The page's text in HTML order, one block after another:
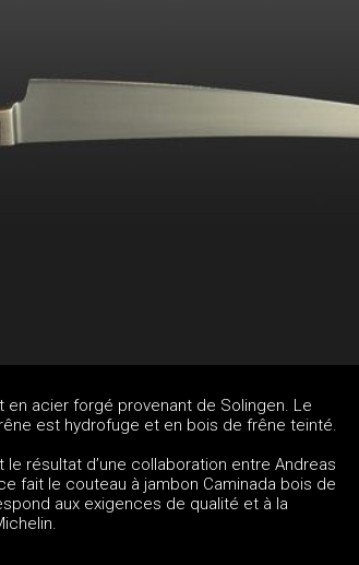
acier forgé provenant de Solingen. Le
est hydrofuge et en bois de frêne teinté.
résultat d’une collaboration entre Andreas
fait le couteau à jambon Caminada bois de
aux exigences de qualité et à la